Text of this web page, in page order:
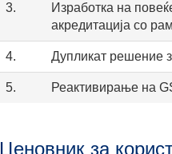
3.
Изработка на
акредитација со
4. Дупликат решение
5. Реактивирање на
Ценовник за